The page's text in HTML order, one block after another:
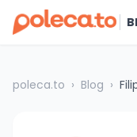
poleca.to › Blog ›